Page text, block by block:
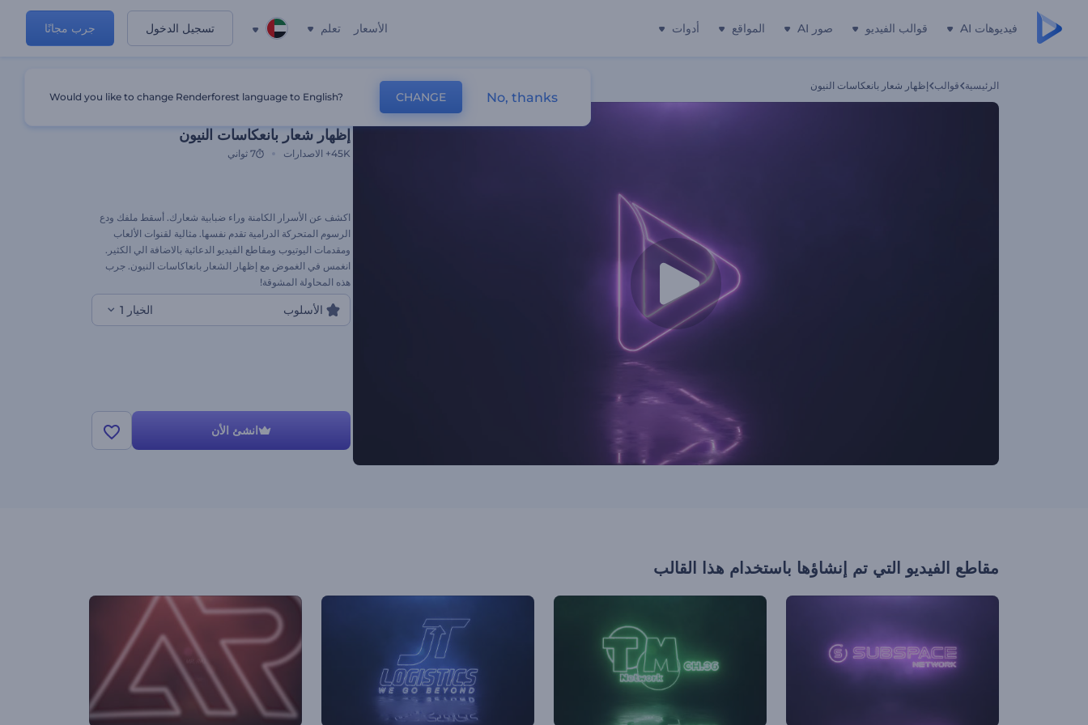
فيديوهات AI قوالب الفيديو صور AI المواقع أدوات الأسعار تعلم تسجيل الدخول جرب مجانًا
الرئيسية قوالب إظهار شعار بانعكاسات النيون
إظهار شعار بانعكاسات النيون
45K+ الاصدارات 7 ثواني
اكشف عن الأسرار الكامنة وراء ضبابية شعارك. أسقط ملفك ودع
الرسوم المتحركة الدرامية تقدم نفسها. مثالية لقنوات الألعاب
ومقدمات اليوتيوب ومقاطع الفيديو الدعائية بالاضافة الي الكثير.
انغمس في الغموض مع إظهار الشعار بانعاكاسات النيون. جرب
هذه المحاولة المشوقة!
الأسلوب الخيار 1
انشئ الأن
مقاطع الفيديو التي تم إنشاؤها باستخدام هذا القالب
Would you like to change Renderforest language to English? CHANGE No, thanks